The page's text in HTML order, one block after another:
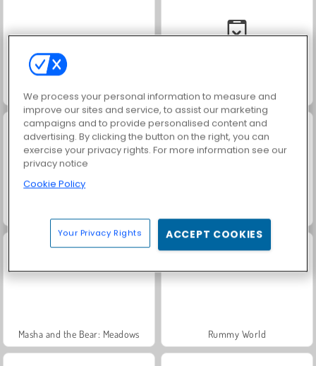
Scala 40 Solitaire Social
Masha and the Bear: Meadows Rummy World
We process your personal information to measure and
improve our sites and service, to assist our marketing
campaigns and to provide personalised content and
advertising. By clicking the button on the right, you can
exercise your privacy rights. For more information see our
privacy notice
Cookie Policy
Your Privacy Rights ACCEPT COOKIES